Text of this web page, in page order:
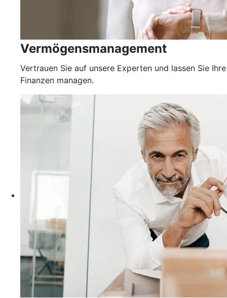
Vermögensmanagement
Vertrauen Sie auf unsere Experten und lassen Sie Ihre
Finanzen managen.